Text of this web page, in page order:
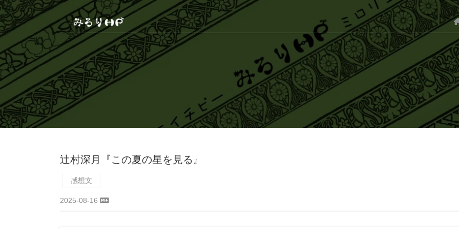
辻村深月『この夏の星を見る』
感想文
2025-08-16